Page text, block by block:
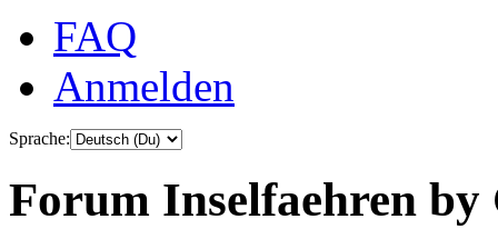
FAQ
Anmelden
Sprache:
Forum Inselfaehren